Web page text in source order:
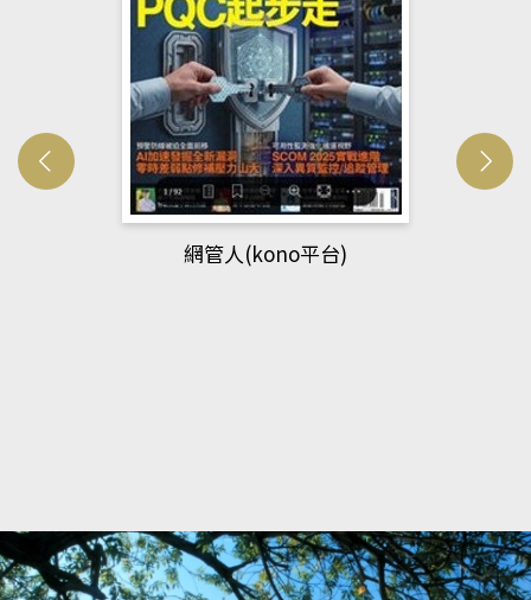
網管人(kono平台)